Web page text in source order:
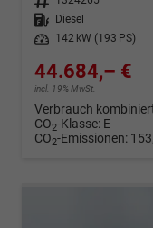
Kraftstoff
Diesel
Leistung
142 kW (193 PS)
44.684,– €
incl. 19% MwSt.
Verbrauch
CO2-Klasse: E
CO2-Emissionen: